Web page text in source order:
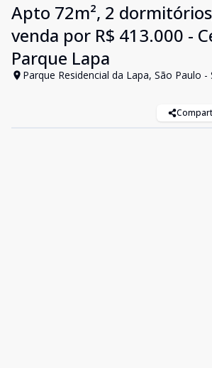
Apto 72m², 2
venda por R$ 413.000 -
Parque Lapa
Parque Residencial da Lapa, São Paulo -